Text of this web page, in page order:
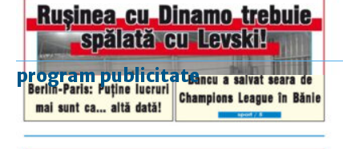
program publicitate
luni-vineri
9.00 - 17.00